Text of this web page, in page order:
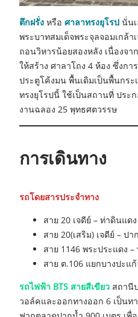
ตึกฝรั่ง หรือ ศาลาทรงยุโรป นั่น
พระบาทสมเด็จพระจุลจอมเกล้า
ถอนวิหารน้อยสองหลัง เนื่องจา
ให้สร้าง ศาลาโถง 4 ห้อง ซึ่งก
ประตูโค้งมน พื้นเดิมเป็นพื้นกระ
ทรงยุโรปนี้ ใช้เป็นสถานที่ ประ
งานฉลอง 25 พุทธศตวรรษ
การเดินทาง
รถโดยสารประจำทาง
สาย 20 เจดีย์ – ท่าดินแดง
สาย 20(เสริม) เจดีย์ – ปา
สาย 1146 พระประแดง
สาย ต.106 แยกบางปะแ
รถไฟฟ้า BTS สายสีเขียว สถานี
วอล์คและออกทางออก 6 เป็นท